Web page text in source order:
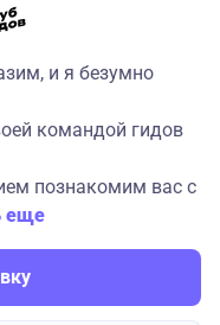
и я безумно
командой гидов
познакомим вас с
еще